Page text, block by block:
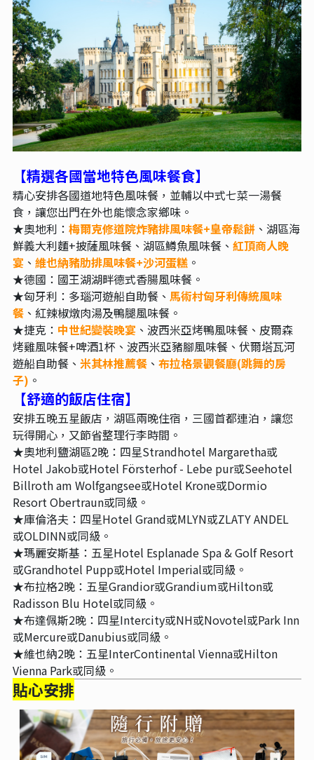
【精選各國當地特色風味餐食】
精心安排各國道地特色風味餐，並輔以中式七菜一湯餐
食，讓您出門在外也能懷念家鄉味。
★奧地利： 梅爾克修道院炸豬排風味餐+皇帝鬆餅、湖區海
鮮義大利麵+披薩風味餐、湖區鱒魚風味餐、 紅頂商人晚
宴 、 維也納豬肋排風味餐+沙河蛋糕。
★德國：國王湖湖畔德式香腸風味餐。
★匈牙利：多瑙河遊船自助餐、 馬術村匈牙利傳統風味
餐、紅辣椒燉肉湯及鴨腿風味餐。
★捷克： 中世紀變裝晚宴 、波西米亞烤鴨風味餐、皮爾森
烤雞風味餐+啤酒1杯、波西米亞豬腳風味餐、伏爾塔瓦河
遊船自助餐、 米其林推薦餐、 布拉格景觀餐廳(跳舞的房
子) 。
【舒適的飯店住宿】
安排五晚五星飯店，湖區兩晚住宿，三國首都連泊，讓您
玩得開心，又節省整理行李時間。
★奧地利鹽湖區2晚：四星Strandhotel Margaretha或
Hotel Jakob或Hotel Försterhof - Lebe pur或Seehotel
Billroth am Wolfgangsee或Hotel Krone或Dormio
Resort Obertraun或同級。
★庫倫洛夫：四星Hotel Grand或MLYN或ZLATY ANDEL
或OLDINN或同級。
★瑪麗安斯基：五星Hotel Esplanade Spa & Golf Resort
或Grandhotel Pupp或Hotel Imperial或同級。
★布拉格2晚：五星Grandior或Grandium或Hilton或
Radisson Blu Hotel或同級。
★布達佩斯2晚：四星Intercity或NH或Novotel或Park Inn
或Mercure或Danubius或同級。
★維也納2晚：五星InterContinental Vienna或Hilton
Vienna Park或同級。
貼心安排